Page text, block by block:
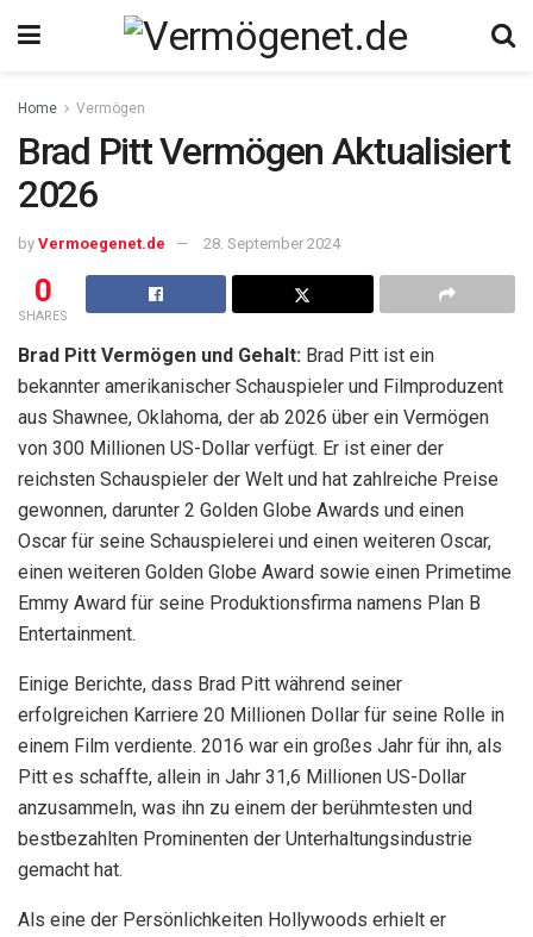
Home Vermögen
Brad Pitt Vermögen Aktualisiert
2026
by Vermoegenet.de 28. September 2024
0
SHARES
Brad Pitt Vermögen und Gehalt: Brad Pitt ist ein
bekannter amerikanischer Schauspieler und Filmproduzent
aus Shawnee, Oklahoma, der ab 2026 über ein Vermögen
von 300 Millionen US-Dollar verfügt. Er ist einer der
reichsten Schauspieler der Welt und hat zahlreiche Preise
gewonnen, darunter 2 Golden Globe Awards und einen
Oscar für seine Schauspielerei und einen weiteren Oscar,
einen weiteren Golden Globe Award sowie einen Primetime
Emmy Award für seine Produktionsfirma namens Plan B
Entertainment.
Einige Berichte, dass Brad Pitt während seiner
erfolgreichen Karriere 20 Millionen Dollar für seine Rolle in
einem Film verdiente. 2016 war ein großes Jahr für ihn, als
Pitt es schaffte, allein in Jahr 31,6 Millionen US-Dollar
anzusammeln, was ihn zu einem der berühmtesten und
bestbezahlten Prominenten der Unterhaltungsindustrie
gemacht hat.
Als eine der Persönlichkeiten Hollywoods erhielt er